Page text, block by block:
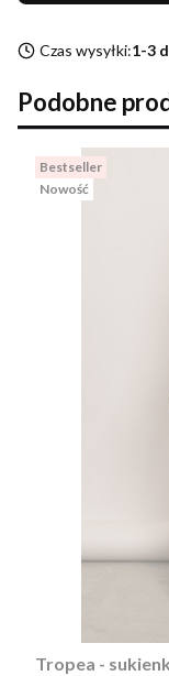
Czas wysyłki:1-3
Podobne
Bestseller
Nowość
Tropea -